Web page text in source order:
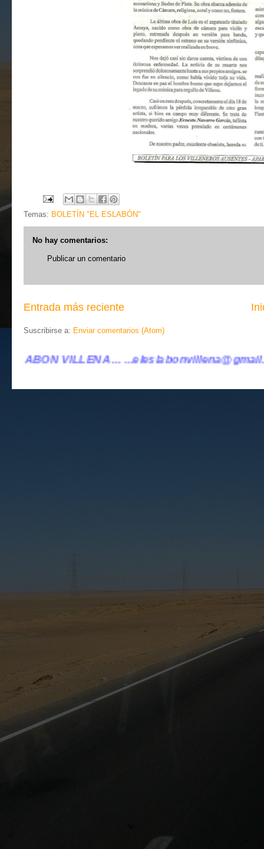
Temas: BOLETÍN "EL ESLABÓN"
No hay comentarios:
Publicar un comentario
Entrada más reciente
Suscribirse a: Enviar comentarios (Atom)
..... BLOG